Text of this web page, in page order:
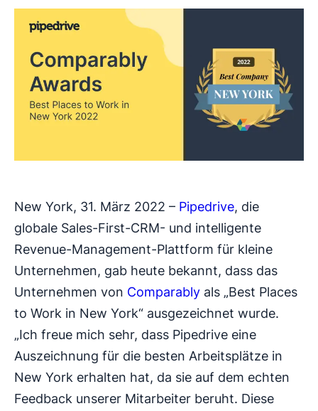
New York, 31. März 2022 – Pipedrive, die
globale Sales-First-CRM- und intelligente
Revenue-Management-Plattform für kleine
Unternehmen, gab heute bekannt, dass das
Unternehmen von Comparably als „Best Places
to Work in New York“ ausgezeichnet wurde.
„Ich freue mich sehr, dass Pipedrive eine
Auszeichnung für die besten Arbeitsplätze in
New York erhalten hat, da sie auf dem echten
Feedback unserer Mitarbeiter beruht. Diese